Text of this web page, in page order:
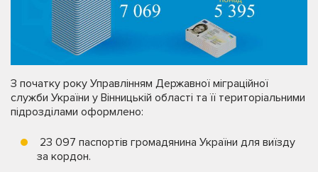
З початку року Управлінням Державної міграційної
служби України у Вінницькій області та її територіальними
підрозділами оформлено:
23 097 паспортів громадянина України для виїзду
за кордон.